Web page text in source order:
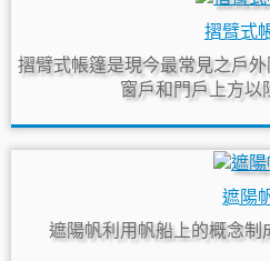
摺臂式
摺臂式帳篷是現今最常見之戶
窗戶和門戶上方以
遮陽
遮陽帆利用帆船上的概念制